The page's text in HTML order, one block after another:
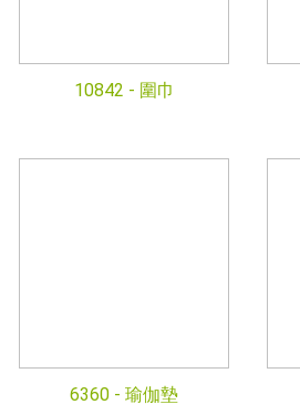
10842 - 圍巾
6360 - 瑜伽墊